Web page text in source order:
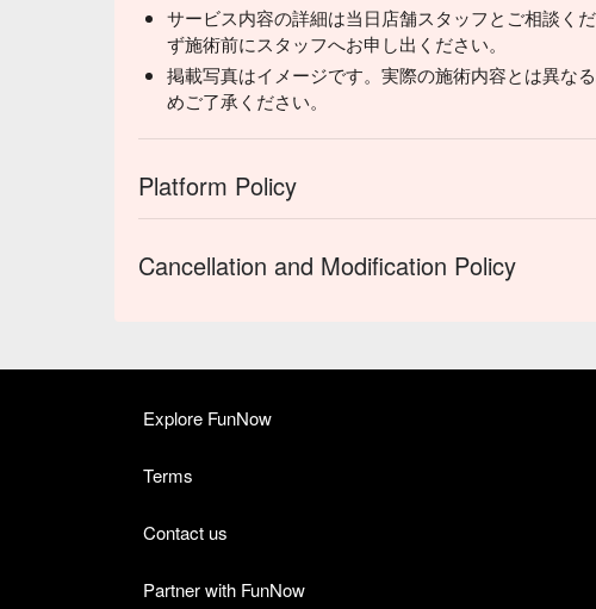
サービス内容の詳細は当日店舗スタッフとご相談く
ず施術前にスタッフへお申し出ください。
掲載写真はイメージです。実際の施術内容とは異な
めご了承ください。
Platform Policy
Cancellation and Modification Policy
Explore FunNow
Terms
Contact us
Partner with FunNow